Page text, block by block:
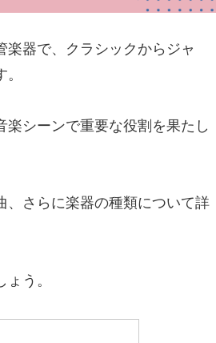
器で、クラシックからジャ
シーンで重要な役割を果たし
、さらに楽器の種類について詳
う。